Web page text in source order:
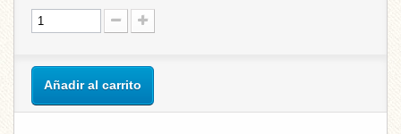
Añadir al carrito